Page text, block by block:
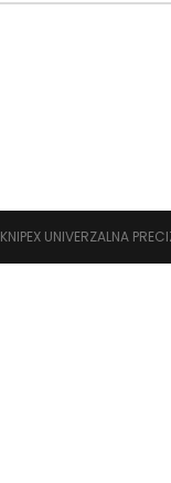
KNIPEX UNIVERZALNA